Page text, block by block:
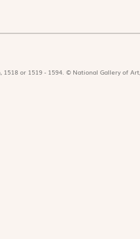
or 1519 - 1594. © National Gallery of Art,